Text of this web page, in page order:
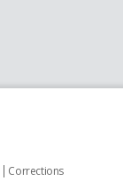
Corrections